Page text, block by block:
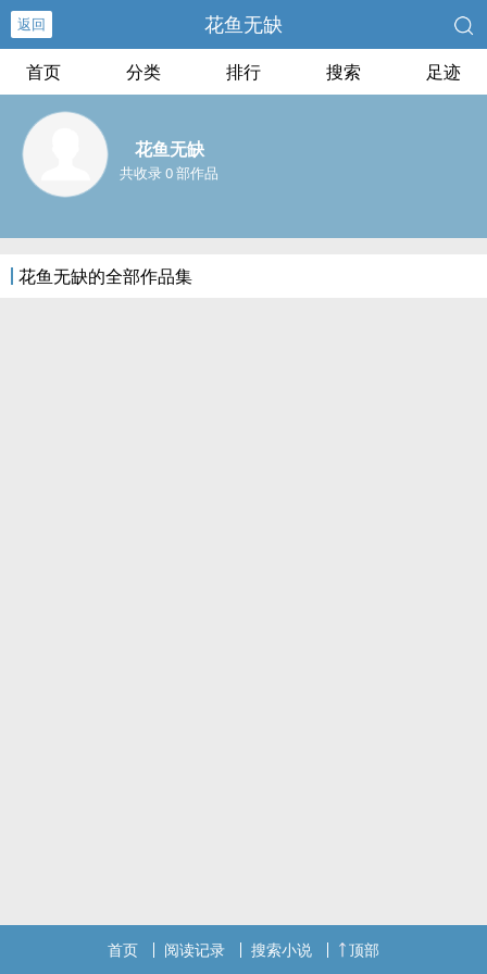
返回 花鱼无缺
首页 分类 排行 搜索 足迹
花鱼无缺
共收录 0 部作品
花鱼无缺的全部作品集
首页 阅读记录 搜索小说 顶部